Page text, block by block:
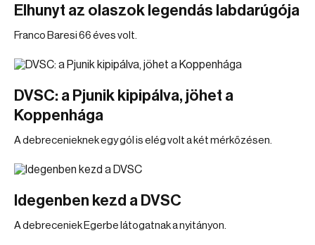
Elhunyt az olaszok legendás labdarúgója
Franco Baresi 66 éves volt.
DVSC: a Pjunik kipipálva, jöhet a
Koppenhága
A debrecenieknek egy gól is elég volt a két mérkőzésen.
Idegenben kezd a DVSC
A debreceniek Egerbe látogatnak a nyitányon.